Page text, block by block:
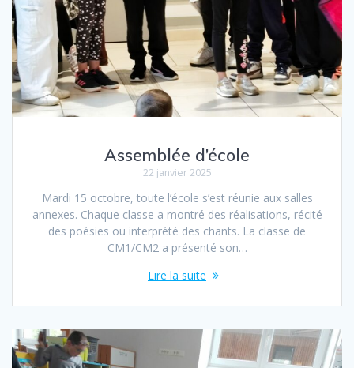
Assemblée d’école
22 janvier 2025
Mardi 15 octobre, toute l’école s’est réunie aux salles
annexes. Chaque classe a montré des réalisations, récité
des poésies ou interprété des chants. La classe de
CM1/CM2 a présenté son…
Lire la suite